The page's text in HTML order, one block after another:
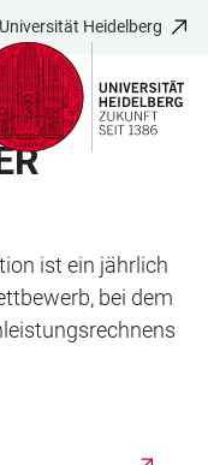
Universität Heidelberg
ist ein jährlich
bei dem